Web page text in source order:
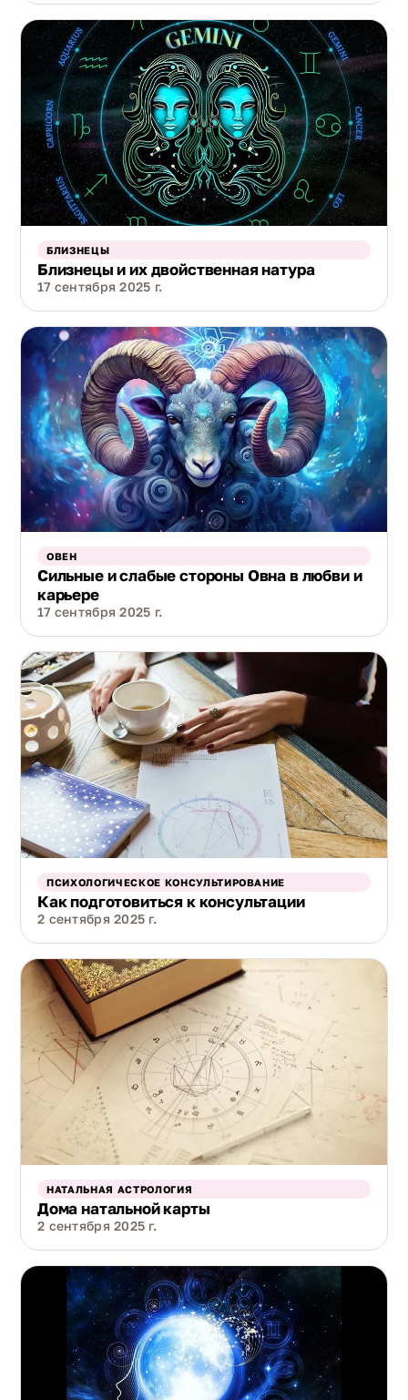
БЛИЗНЕЦЫ
Близнецы и их двойственная натура
17 сентября 2025 г.
ОВЕН
Сильные и слабые стороны Овна в любви и
карьере
17 сентября 2025 г.
ПСИХОЛОГИЧЕСКОЕ КОНСУЛЬТИРОВАНИЕ
Как подготовиться к консультации
2 сентября 2025 г.
НАТАЛЬНАЯ АСТРОЛОГИЯ
Дома натальной карты
2 сентября 2025 г.